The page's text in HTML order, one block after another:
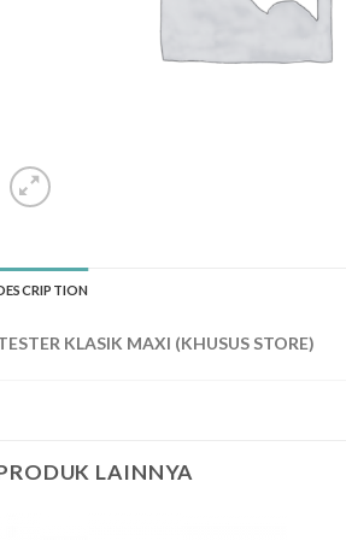
KLASIK MAXI (KHUSUS STORE)
LAINNYA